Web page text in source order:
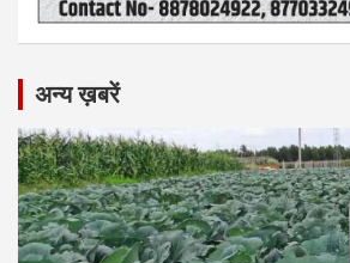
अन्य ख़बरें